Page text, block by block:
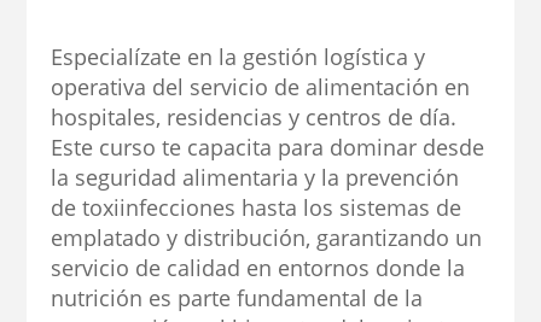
Especialízate en la gestión logística y
operativa del servicio de alimentación en
hospitales, residencias y centros de día.
Este curso te capacita para dominar desde
la seguridad alimentaria y la prevención
de toxiinfecciones hasta los sistemas de
emplatado y distribución, garantizando un
servicio de calidad en entornos donde la
nutrición es parte fundamental de la